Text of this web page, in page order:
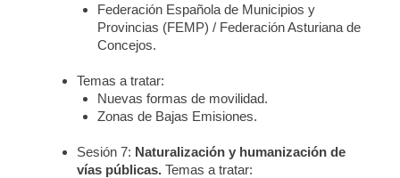
Federación Española de Municipios y
Provincias (FEMP) / Federación Asturiana de
Concejos.
Temas a tratar:
Nuevas formas de movilidad.
Zonas de Bajas Emisiones.
Sesión 7: Naturalización y humanización de
vías públicas. Temas a tratar: